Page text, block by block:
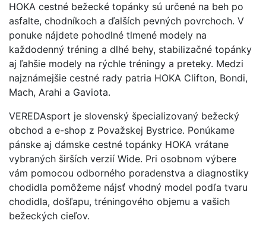
HOKA cestné bežecké topánky sú určené na beh po
asfalte, chodníkoch a ďalších pevných povrchoch. V
ponuke nájdete pohodlné tlmené modely na
každodenný tréning a dlhé behy, stabilizačné topánky
aj ľahšie modely na rýchle tréningy a preteky. Medzi
najznámejšie cestné rady patria HOKA Clifton, Bondi,
Mach, Arahi a Gaviota.
VEREDAsport je slovenský špecializovaný bežecký
obchod a e-shop z Považskej Bystrice. Ponúkame
pánske aj dámske cestné topánky HOKA vrátane
vybraných širších verzií Wide. Pri osobnom výbere
vám pomocou odborného poradenstva a diagnostiky
chodidla pomôžeme nájsť vhodný model podľa tvaru
chodidla, došľapu, tréningového objemu a vašich
bežeckých cieľov.